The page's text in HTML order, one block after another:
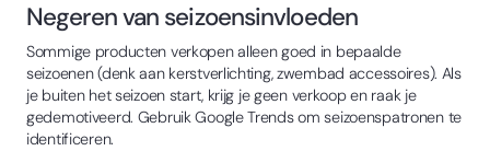
Negeren van seizoensinvloeden
Sommige producten verkopen alleen goed in bepaalde
seizoenen (denk aan kerstverlichting, zwembad accessoires). Als
je buiten het seizoen start, krijg je geen verkoop en raak je
gedemotiveerd. Gebruik Google Trends om seizoenspatronen te
identificeren.